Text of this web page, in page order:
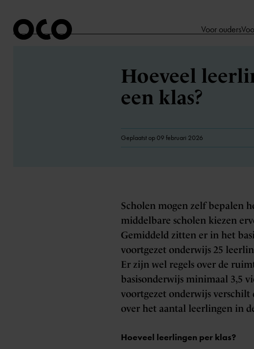
Voor ouders
Hoeveel
een klas?
Geplaatst op 09 februari 2026
Scholen mogen zelf bepalen
middelbare scholen kiezen
Gemiddeld zitten er in het
voortgezet onderwijs 25
Er zijn wel regels over de
basisonderwijs minimaal 3,5
voortgezet onderwijs
over het aantal leerlingen in
Hoeveel leerlingen per klas?